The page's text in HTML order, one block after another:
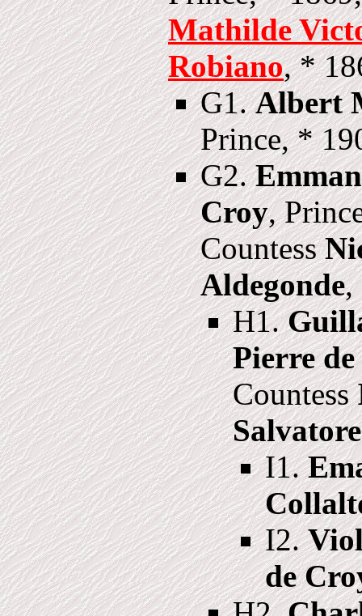
Mathilde
Robiano, *
G1.Albert
Prince, *
G2.
Croy,
Countess
Aldegonde,
H1.
Pierre
Countess
Salvatore
I1.
I2.
de